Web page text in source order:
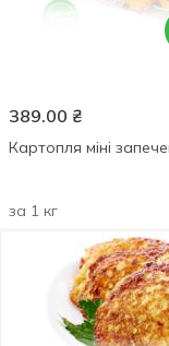
389.00 ₴
Картопля міні
за 1 кг